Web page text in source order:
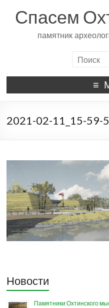
Спасем
памятник
2021-02-11_15-59-
Новости
Памятники Охтинского